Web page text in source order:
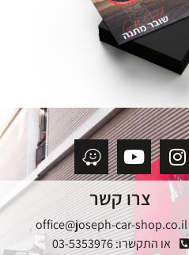
צרו קשר
office@joseph-car-shop.co.il
או התקשרו: 03-5353976